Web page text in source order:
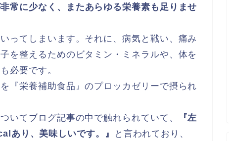
常に少なく、またあらゆる栄養素も足りませ
ってしまいます。それに、病気と戦い、痛み
を整えるためのビタミン・ミネラルや、体を
必要です。
『栄養補助食品』のプロッカゼリーで摂られ
いてブログ記事の中で触れられていて、
『左
あり、美味しいです。』
と言われており、